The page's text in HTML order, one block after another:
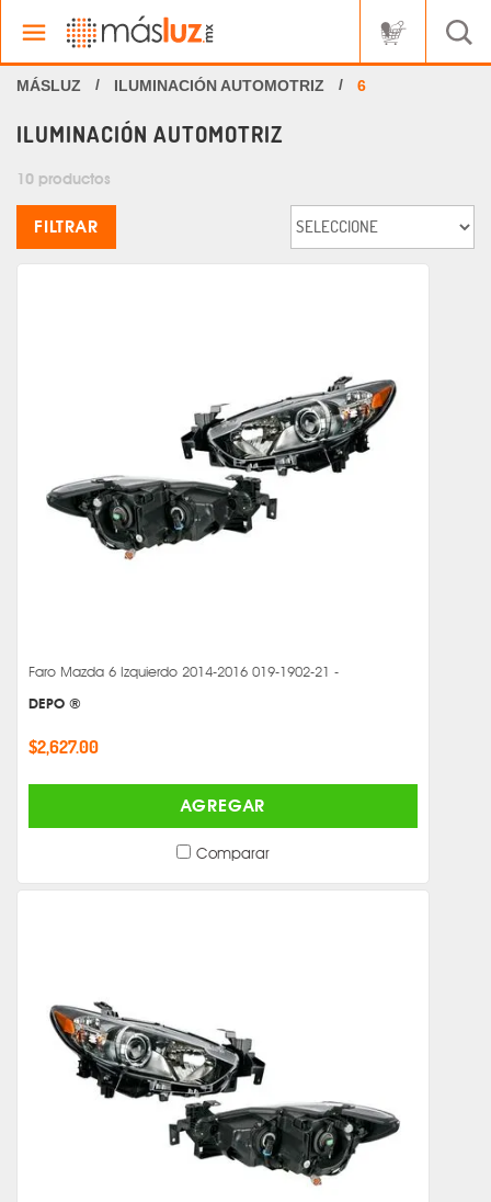
ILUMINACIÓN AUTOMOTRIZ 6
ILUMINACIÓN AUTOMOTRIZ
10 productos
FILTRAR
Faro Mazda 6 Izquierdo 2014-2016 019-1902-21 -
DEPO ®
$2,627.00
AGREGAR
Comparar